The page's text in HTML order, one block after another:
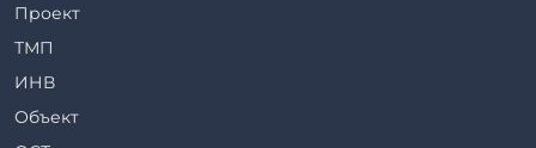
Ригели железобетонные
Сваи железобетонные
Стеновые блоки
Стойки железобетонные
Проект
ТМП
ИНВ
Объект